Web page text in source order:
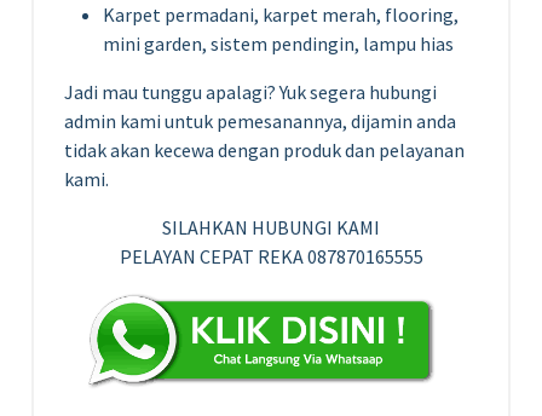
Karpet permadani, karpet merah, flooring,
mini garden, sistem pendingin, lampu hias
Jadi mau tunggu apalagi? Yuk segera hubungi
admin kami untuk pemesanannya, dijamin anda
tidak akan kecewa dengan produk dan pelayanan
kami.
SILAHKAN HUBUNGI KAMI
PELAYAN CEPAT REKA 087870165555